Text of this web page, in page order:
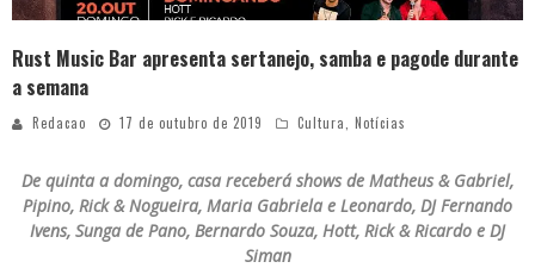
Rust Music Bar apresenta sertanejo, samba e pagode durante
a semana
Redacao 17 de outubro de 2019 Cultura Notícias
De quinta a domingo, casa receberá shows de Matheus & Gabriel,
Pipino, Rick & Nogueira, Maria Gabriela e Leonardo, DJ Fernando
Ivens, Sunga de Pano, Bernardo Souza, Hott, Rick & Ricardo e DJ
Siman